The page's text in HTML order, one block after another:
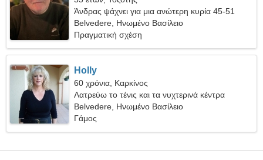
Άνδρας ψάχνει για μια ανώτερη κυρία 45-51
Belvedere, Ηνωμένο Βασίλειο
Πραγματική σχέση
Holly
60 χρόνια, Καρκίνος
Λατρεύω το τένις και τα νυχτερινά κέντρα
Belvedere, Ηνωμένο Βασίλειο
Γάμος